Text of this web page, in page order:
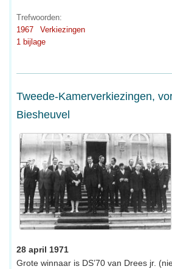
Trefwoorden:
1967
Verkiezingen
1 bijlage
Tweede-Kamerverkiezingen,
Biesheuvel
28 april 1971
Grote winnaar is DS’70 van Drees jr.